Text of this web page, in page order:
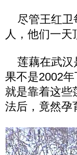
尽管王红卫
人，他们一
莲藕在武汉
果不是2002
就是靠着这些
法后，竟然孕